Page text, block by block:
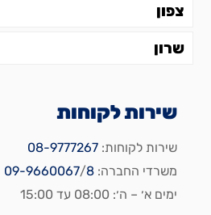
צפון
שרון
שירות לקוחות
שירות לקוחות:08-9777267
משרדי החברה:
09-9660067/8
ימים א׳ – ה׳: 08:00 עד 15:00